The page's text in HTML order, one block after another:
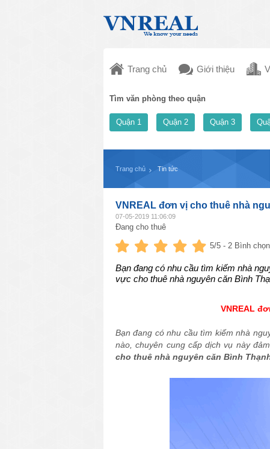
Trang chủ Giới thiệu
Tìm văn phòng theo quận
Quận 1 Quận 2 Quận 3
Trang chủ Tin tức
VNREAL đơn vị cho thuê nhà
07-05-2019 11:06:09
Đang cho thuê
5/5 - 2 Bình
Bạn đang có nhu cầu tìm kiếm nhà
vực cho thuê nhà nguyên căn Bình
VNREAL
Bạn đang có nhu cầu tìm kiếm nhà
nào, chuyên cung cấp dịch vụ này
cho thuê nhà nguyên căn Bình